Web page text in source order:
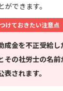
できます。
けておきたい注意点
成金を不正受給
その社労士の名
されます。